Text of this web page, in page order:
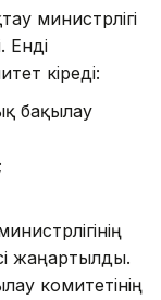
министрлігі
Енді
кіреді:
бақылау
жаңартылды.
комитетінің